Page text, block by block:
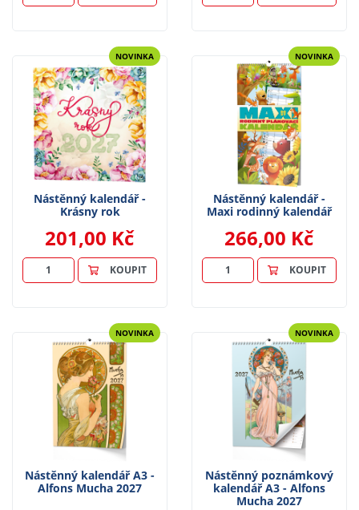
NOVINKA
Nástěnný kalendář -
Krásny rok
201,00 Kč
KOUPIT
NOVINKA
Nástěnný kalendář -
Maxi rodinný kalendář
266,00 Kč
KOUPIT
NOVINKA
Nástěnný kalendář A3 -
Alfons Mucha 2027
NOVINKA
Nástěnný poznámkový
kalendář A3 - Alfons
Mucha 2027